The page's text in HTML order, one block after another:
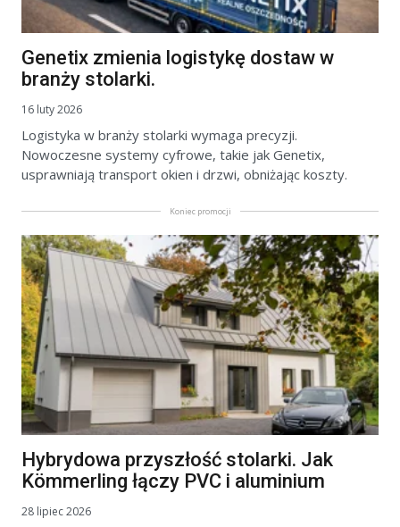
Genetix zmienia logistykę dostaw w
branży stolarki.
16 luty 2026
Logistyka w branży stolarki wymaga precyzji.
Nowoczesne systemy cyfrowe, takie jak Genetix,
usprawniają transport okien i drzwi, obniżając koszty.
Koniec promocji
Hybrydowa przyszłość stolarki. Jak
Kömmerling łączy PVC i aluminium
28 lipiec 2026